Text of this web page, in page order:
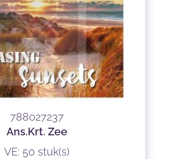
788027237
Ans.Krt. Zee
VE: 50 stuk(s)